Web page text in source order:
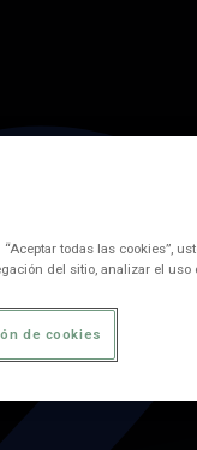
todas las cookies”,
del sitio, analizar el
de cookies